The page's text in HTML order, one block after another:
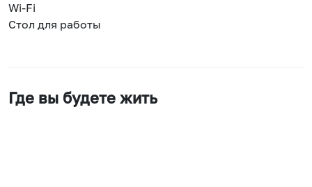
Wi-Fi
Стол для работы
Где вы будете жить